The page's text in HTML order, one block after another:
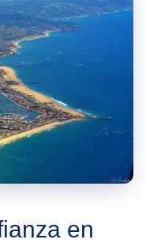
en